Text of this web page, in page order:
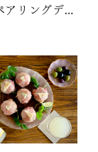
アリングディ